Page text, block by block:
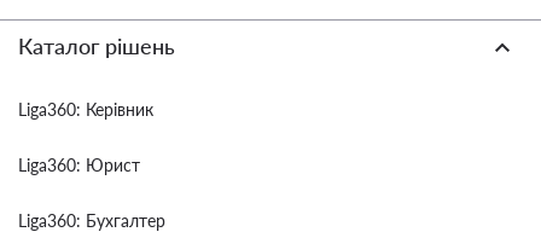
Каталог рішень
Liga360: Керівник
Liga360: Юрист
Liga360: Бухгалтер